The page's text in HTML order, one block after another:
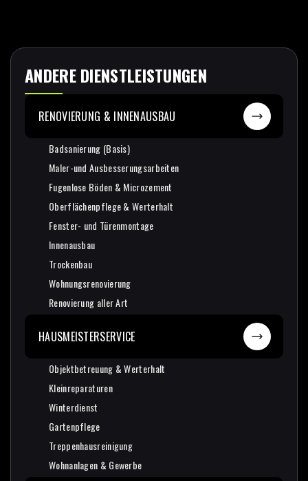
ANDERE DIENSTLEISTUNGEN
RENOVIERUNG & INNENAUSBAU
Badsanierung (Basis)
Badsanierung (Basis)
Maler-und Ausbesserungsarbeiten
Maler-und Ausbesserungsarbeiten
Fugenlose Böden & Microzement
Fugenlose Böden & Microzement
Oberflächenpflege & Werterhalt
Oberflächenpflege & Werterhalt
Fenster- und Türenmontage
Fenster- und Türenmontage
Innenausbau
Innenausbau
Trockenbau
Trockenbau
Wohnungsrenovierung
Wohnungsrenovierung
Renovierung aller Art
HAUSMEISTERSERVICE
Objektbetreuung & Werterhalt
Objektbetreuung & Werterhalt
Kleinreparaturen
Kleinreparaturen
Winterdienst
Winterdienst
Gartenpflege
Gartenpflege
Treppenhausreinigung
Treppenhausreinigung
Wohnanlagen & Gewerbe